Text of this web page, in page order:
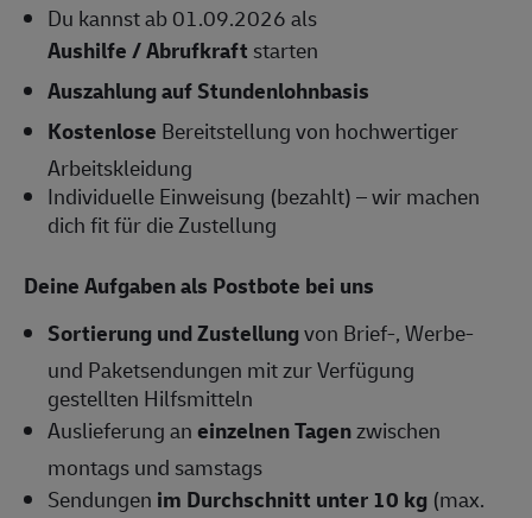
Du kannst ab 01.09.2026 als
Aushilfe / Abrufkraft starten
Auszahlung auf Stundenlohnbasis
Kostenlose Bereitstellung von hochwertiger
Arbeitskleidung
Individuelle Einweisung (bezahlt) – wir machen
dich fit für die Zustellung
Deine Aufgaben als Postbote bei uns
Sortierung und Zustellungvon Brief-, Werbe-
und Paketsendungen mit zur Verfügung
gestellten Hilfsmitteln
Auslieferung aneinzelnen Tagenzwischen
montags und samstags
Sendungen im Durchschnitt unter 10 kg (max.